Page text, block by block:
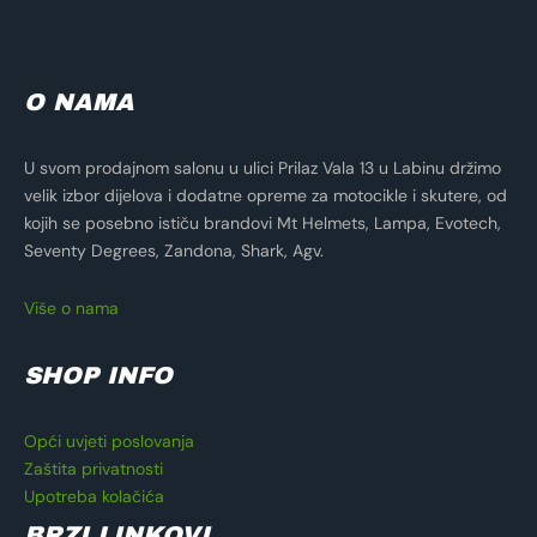
O NAMA
U svom prodajnom salonu u ulici Prilaz Vala 13 u Labinu držimo
velik izbor dijelova i dodatne opreme za motocikle i skutere, od
kojih se posebno ističu brandovi Mt Helmets, Lampa, Evotech,
Seventy Degrees, Zandona, Shark, Agv.
Više o nama
SHOP INFO
Opći uvjeti poslovanja
Zaštita privatnosti
Upotreba kolačića